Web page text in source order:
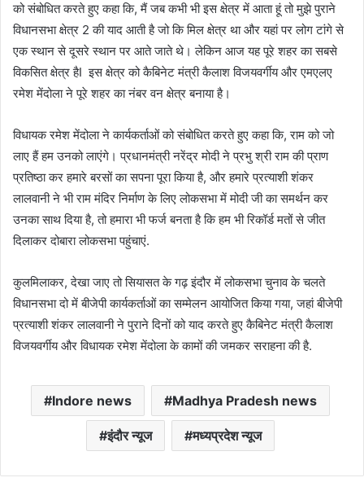
को संबोधित करते हुए कहा कि, मैं जब कभी भी इस क्षेत्र में आता हूं तो मुझे पुराने
विधानसभा क्षेत्र 2 की याद आती है जो कि मिल क्षेत्र था और यहां पर लोग टांगे से
एक स्थान से दूसरे स्थान पर आते जाते थे। लेकिन आज यह पूरे शहर का सबसे
विकसित क्षेत्र हैI इस क्षेत्र को कैबिनेट मंत्री कैलाश विजयवर्गीय और एमएलए
रमेश मेंदोला ने पूरे शहर का नंबर वन क्षेत्र बनाया है।
विधायक रमेश मेंदोला ने कार्यकर्ताओं को संबोधित करते हुए कहा कि, राम को जो
लाए हैं हम उनको लाएंगे। प्रधानमंत्री नरेंद्र मोदी ने प्रभु श्री राम की प्राण
प्रतिष्ठा कर हमारे बरसों का सपना पूरा किया है, और हमारे प्रत्याशी शंकर
लालवानी ने भी राम मंदिर निर्माण के लिए लोकसभा में मोदी जी का समर्थन कर
उनका साथ दिया है, तो हमारा भी फर्ज बनता है कि हम भी रिकॉर्ड मतों से जीत
दिलाकर दोबारा लोकसभा पहुंचाएं.
कुलमिलाकर, देखा जाए तो सियासत के गढ़ इंदौर में लोकसभा चुनाव के चलते
विधानसभा दो में बीजेपी कार्यकर्ताओं का सम्मेलन आयोजित किया गया, जहां बीजेपी
प्रत्याशी शंकर लालवानी ने पुराने दिनों को याद करते हुए कैबिनेट मंत्री कैलाश
विजयवर्गीय और विधायक रमेश मेंदोला के कामों की जमकर सराहना की है.
Indore news Madhya Pradesh news
इंदौर न्यूज मध्यप्रदेश न्यूज